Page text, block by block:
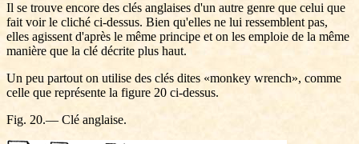
Il se trouve encore des clés anglaises d'un autre genre que celui que
fait voir le cliché ci-dessus. Bien qu'elles ne lui ressemblent pas,
elles agissent d'après le même principe et on les emploie de la même
manière que la clé décrite plus haut.
Un peu partout on utilise des clés dites «monkey wrench», comme
celle que représente la figure 20 ci-dessus.
Fig. 20.— Clé anglaise.